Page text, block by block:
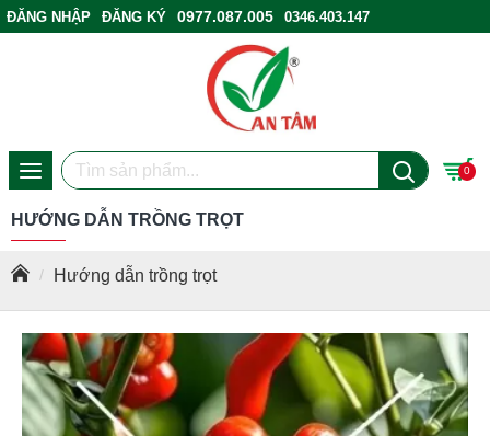
ĐĂNG NHẬP ĐĂNG KÝ 0977.087.005
0346.403.147
0
Hướng dẫn trồng trọt
HƯỚNG DẪN TRỒNG TRỌT